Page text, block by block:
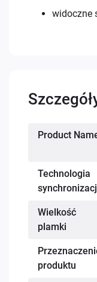
widoczne
Więcej
Product
Technologia
Wielkość
plamki
produktu